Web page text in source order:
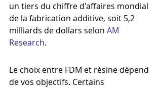
un tiers du chiffre d'affaires mondial
de la fabrication additive, soit 5,2
milliards de dollars selon AM
Research.
Le choix entre FDM et résine dépend
de vos objectifs. Certains